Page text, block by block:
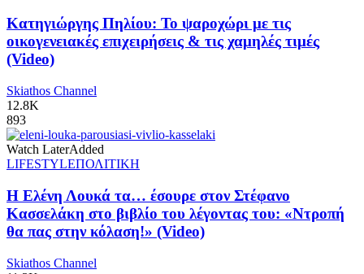
Κατηγιώργης Πηλίου: Το ψαροχώρι με τις
οικογενειακές επιχειρήσεις & τις χαμηλές τιμές
(Video)
Skiathos Channel
12.8K
893
Watch LaterAdded
LIFESTYLEΠΟΛΙΤΙΚΗ
Η Ελένη Λουκά τα… έσουρε στον Στέφανο
Κασσελάκη στο βιβλίο του λέγοντας του: «Ντροπή
θα πας στην κόλαση!» (Video)
Skiathos Channel